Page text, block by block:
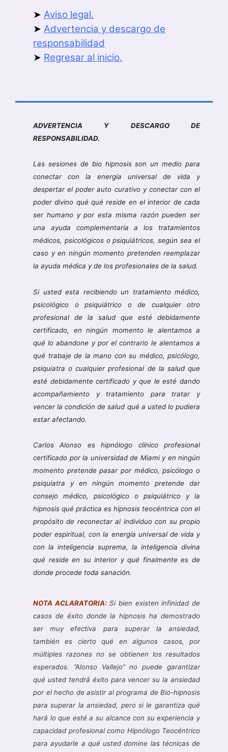
➤ Aviso legal.
➤ Advertencia y descargo de
responsabilidad
➤ Regresar al inicio.
ADVERTENCIA Y DESCARGO DE
RESPONSABILIDAD.
Las sesiones de bio hipnosis son un medio para
conectar con la energía universal de vida y
despertar el poder auto curativo y conectar con el
poder divino qué qué reside en el interior de cada
ser humano y por esta misma razón pueden ser
una ayuda complementaria a los tratamientos
médicos, psicológicos o psiquiátricos, según sea el
caso y en ningún momento pretenden reemplazar
la ayuda médica y de los profesionales de la salud.
Si usted esta recibiendo un tratamiento médico,
psicológico o psiquiátrico o de cualquier otro
profesional de la salud que esté debidamente
certificado, en ningún momento le alentamos a
qué lo abandone y por el contrario le alentamos a
qué trabaje de la mano con su médico, psicólogo,
psiquiatra o cualquier profesional de la salud que
esté debidamente certificado y que le esté dando
acompañamiento y tratamiento para tratar y
vencer la condición de salud qué a usted lo pudiera
estar afectando.
Carlos Alonso es hipnólogo clínico profesional
certificado por la universidad de Miami y en ningún
momento pretende pasar por médico, psicólogo o
psiquiatra y en ningún momento pretende dar
consejo médico, psicológico o psiquiátrico y la
hipnosis qué práctica es hipnosis teocéntrica con el
propósito de reconectar al individuo con su propio
poder espiritual, con la energía universal de vida y
con la inteligencia suprema, la inteligencia divina
qué reside en su interior y qué finalmente es de
donde procede toda sanación.
NOTA ACLARATORIA: Si bien existen infinidad de
casos de éxito donde la hipnosis ha demostrado
ser muy efectiva para superar la ansiedad,
también es cierto qué en algunos casos, por
múltiples razones no se obtienen los resultados
esperados. ”Alonso Vallejo” no puede garantizar
qué usted tendrá éxito para vencer su la ansiedad
por el hecho de asistir al programa de Bio-hipnosis
para superar la ansiedad, pero si le garantiza qué
hará lo que esté a su alcance con su experiencia y
capacidad profesional como Hipnólogo Teocéntrico
para ayudarle a qué usted domine las técnicas de